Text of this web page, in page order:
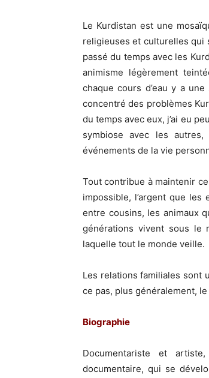
Le Kurdistan est une
religieuses et culturelles qui
passé du temps avec les
animisme légèrement
chaque cours d’eau y a
concentré des problèmes
du temps avec eux, j’ai eu
symbiose avec les
événements de la vie
Tout contribue à maintenir
impossible, l’argent que
entre cousins, les animaux
générations vivent sous le
laquelle tout le monde veille.
Les relations familiales sont
ce pas, plus généralement,
Biographie
Documentariste et
documentaire, qui se